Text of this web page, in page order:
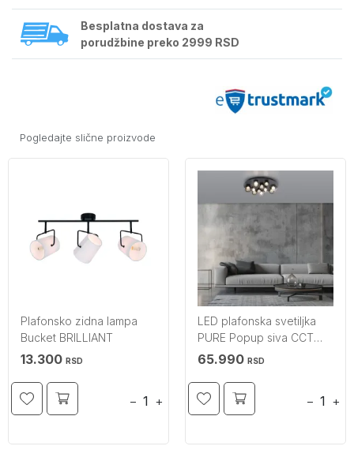
Besplatna dostava za
porudžbine preko 2999 RSD
Pogledajte slične proizvode
Plafonsko zidna lampa
Bucket BRILLIANT
13.300 RSD
− +
LED plafonska svetiljka
PURE Popup siva CCT
dimabilna PAUL NEUHAUS
65.990 RSD
− +